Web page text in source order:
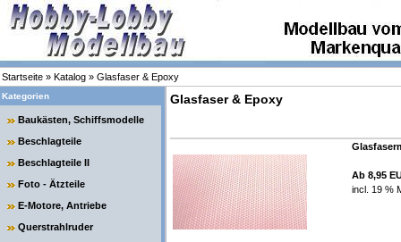
Startseite » Katalog » Glasfaser & Epoxy
Kategorien
Baukästen, Schiffsmodelle
Beschlagteile
Beschlagteile II
Foto - Ätzteile
E-Motore, Antriebe
Querstrahlruder
Glasfaser & Epoxy
Ab 8,95
incl. 19 %